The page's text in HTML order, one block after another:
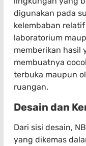
digunakan pada
kelembaban
laboratorium
memberikan hasil
membuatnya
terbuka maupun
ruangan.
Desain dan
Dari sisi desain,
yang dikemas